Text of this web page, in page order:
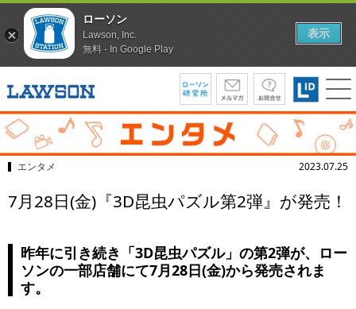
エンタメ 2023.07.25
7月28日(金)『3D昆虫パズル第2弾』が発売！
昨年に引き続き「3D昆虫パズル」の第2弾が、ロー
ソンの一部店舗にて7月28日(金)から発売されま
す。
ローソン
Lawson, Inc.
無料 - In Google Play
表示